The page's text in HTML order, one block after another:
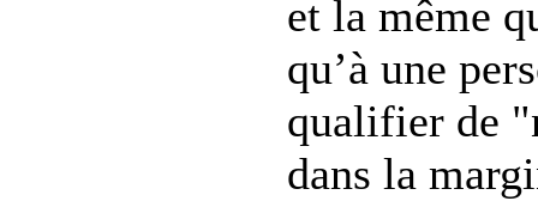
et la même
qu’à une
qualifier de
dans la